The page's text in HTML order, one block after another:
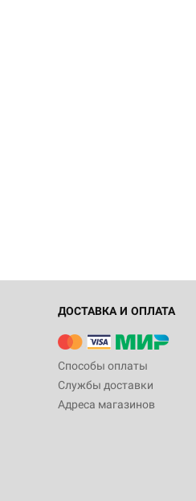
ДОСТАВКА И ОПЛАТА
Способы оплаты
Службы доставки
Адреса магазинов